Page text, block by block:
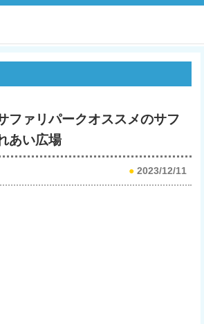
ファリパークオススメのサフ
あい広場
●2023/12/11